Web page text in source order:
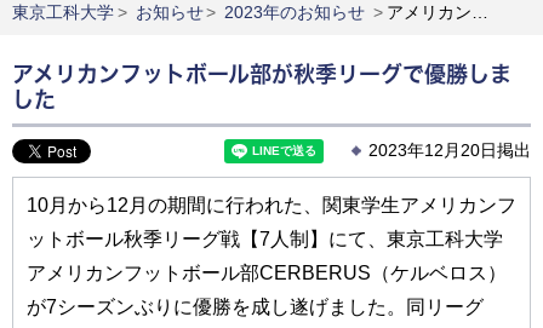
東京工科大学> お知らせ> 2023年のお知らせ > アメリカンフットボール部が秋季リーグで優勝しました
アメリカンフットボール部が秋季リーグで優勝しま
した
2023年12月20日掲出
10月から12月の期間に行われた、関東学生アメリカンフ
ットボール秋季リーグ戦【7人制】にて、東京工科大学
アメリカンフットボール部CERBERUS（ケルベロス）
が7シーズンぶりに優勝を成し遂げました。同リーグ